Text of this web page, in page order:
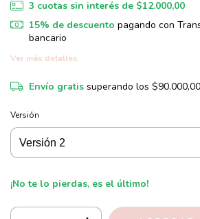
3 cuotas sin interés de $12.000,00
15% de descuento pagando con
bancario
Ver más detalles
Envío gratis superando los $90.000,00
Versión
¡No te lo pierdas, es el último!